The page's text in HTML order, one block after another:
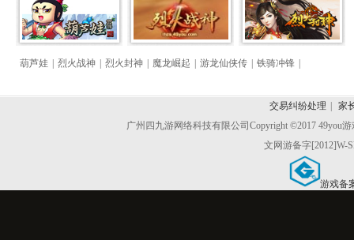
葫芦娃 烈火战神 烈火封神 魔龙崛起 游龙仙侠传 铁骑冲锋
交易纠纷处理
家
广州四九游网络科技有限公司Copyright ©2017 49you
文网游备字[2012]W-
游戏备